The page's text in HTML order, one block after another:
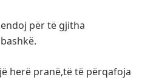
për të gjitha
herë pranë,të të përqafoja